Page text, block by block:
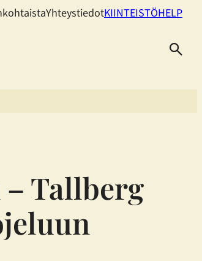
YhteystiedotKIINTEISTÖHELP
Tallberg